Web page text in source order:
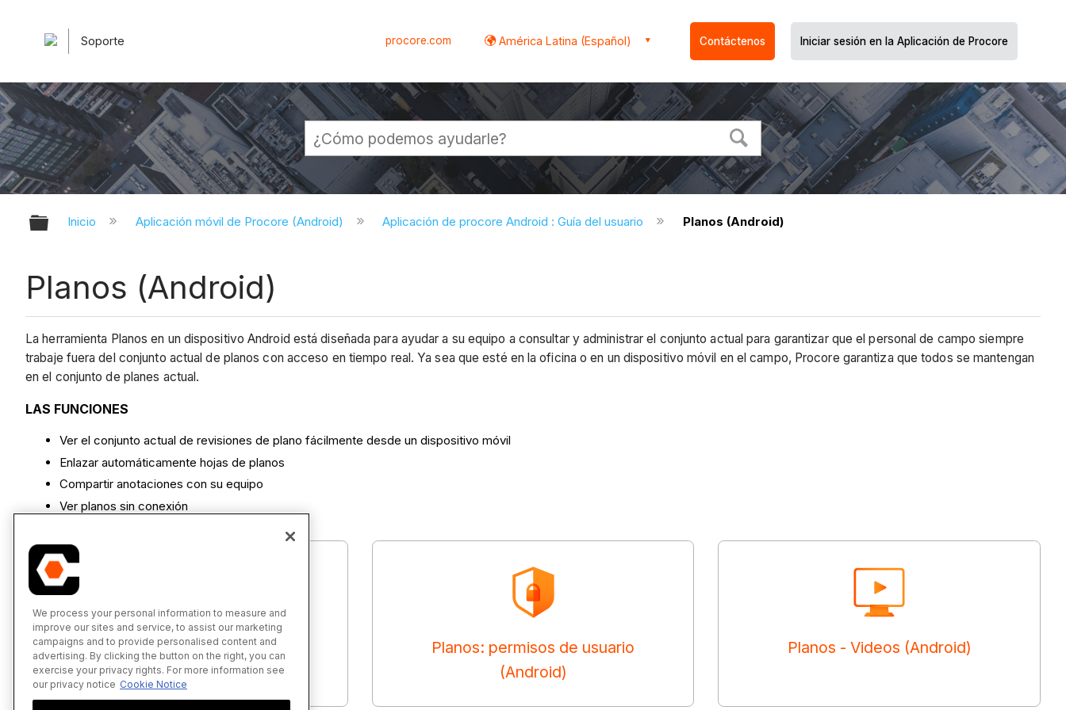
Soporte procore.com América Latina (Español) Contáctenos Iniciar sesión en la Aplicación de Procore
Expandir/contraer jerarquía global
Inicio Aplicación móvil de Procore (Android) Aplicación de procore Android : Guía del usuario Planos (Android)
Planos (Android)
La herramienta Planos en un dispositivo Android está diseñada para ayudar a su equipo a consultar y administrar el conjunto actual para garantizar que el personal de campo siempre
trabaje fuera del conjunto actual de planos con acceso en tiempo real. Ya sea que esté en la oficina o en un dispositivo móvil en el campo, Procore garantiza que todos se mantengan
en el conjunto de planes actual.
LAS FUNCIONES
Ver el conjunto actual de revisiones de plano fácilmente desde un dispositivo móvil
Enlazar automáticamente hojas de planos
Compartir anotaciones con su equipo
Ver planos sin conexión
Planos - Tutoriales (Android)
Planos: permisos de usuario
(Android)
Planos - Videos (Android)
We process your personal information to measure and
improve our sites and service, to assist our marketing
campaigns and to provide personalised content and
advertising. By clicking the button on the right, you can
exercise your privacy rights. For more information see
our privacy notice Cookie Notice